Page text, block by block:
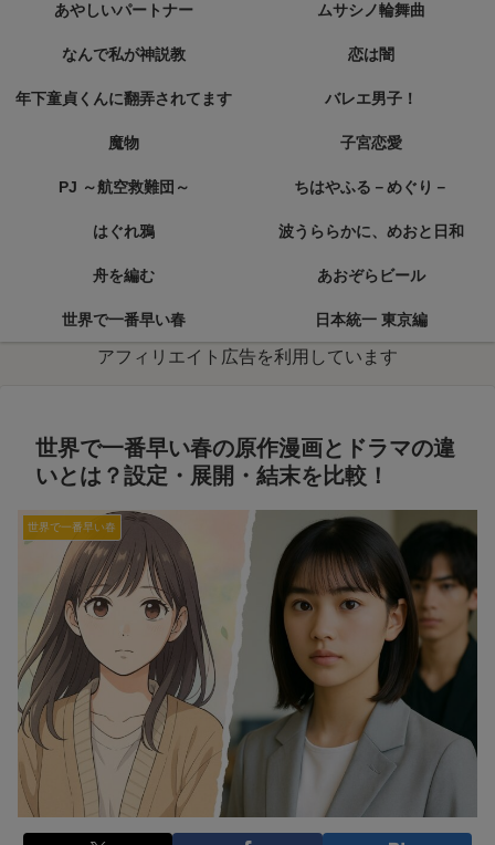
あやしいパートナー ムサシノ輪舞曲
なんで私が神説教 恋は闇
年下童貞くんに翻弄されてます バレエ男子！
魔物 子宮恋愛
PJ ～航空救難団～ ちはやふる－めぐり－
はぐれ鴉 波うららかに、めおと日和
舟を編む あおぞらビール
世界で一番早い春 日本統一 東京編
アフィリエイト広告を利用しています
世界で一番早い春の原作漫画とドラマの違
いとは？設定・展開・結末を比較！
世界で一番早い春